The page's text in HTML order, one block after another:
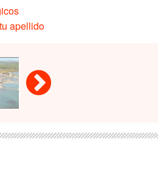
apellido